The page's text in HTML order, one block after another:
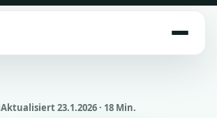
Aktualisiert 23.1.2026 · 18 Min.